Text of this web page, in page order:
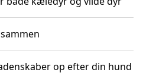
op efter din hund